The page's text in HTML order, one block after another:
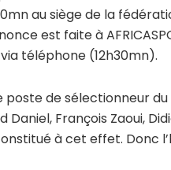
au siège de la
est faite à
téléphone (12h30mn).
de sélectionneur
François Zaoui,
à cet effet. Donc